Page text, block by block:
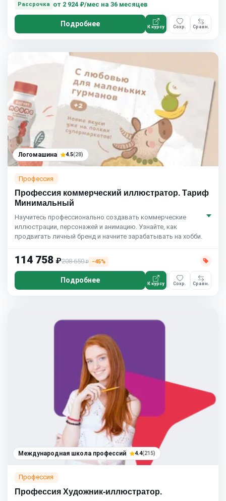
Рассрочка
от 2 924 ₽/мес на 36 месяцев
Подробнее К курсу Сохр. Сравн.
Логомашина 4.5(28)
Профессия
Профессия коммерческий иллюстратор. Тариф
Минимальный
Научитесь профессионально создавать коммерческие
иллюстрации, персонажей и анимацию. Узнайте, как
продвигать личный бренд и начните зарабатывать на хобби.
114 758 ₽208 650₽ −45%
Подробнее К курсу Сохр. Сравн.
Международная школа профессий 4.4(215)
Профессия
Профессия Художник-иллюстратор.